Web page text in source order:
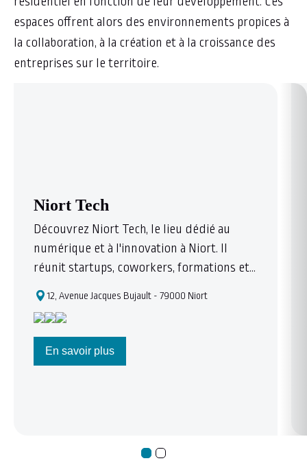
espaces offrent alors des environnements propices à
la collaboration, à la création et à la croissance des
entreprises sur le territoire.
Niort Tech
Découvrez Niort Tech, le lieu dédié au
numérique et à l'innovation à Niort. Il
réunit startups, coworkers, formations et
événements, avec des espaces de
bureaux et des services pour accompagner
les entreprises.
12, Avenue Jacques Bujault - 79000 Niort
En savoir plus